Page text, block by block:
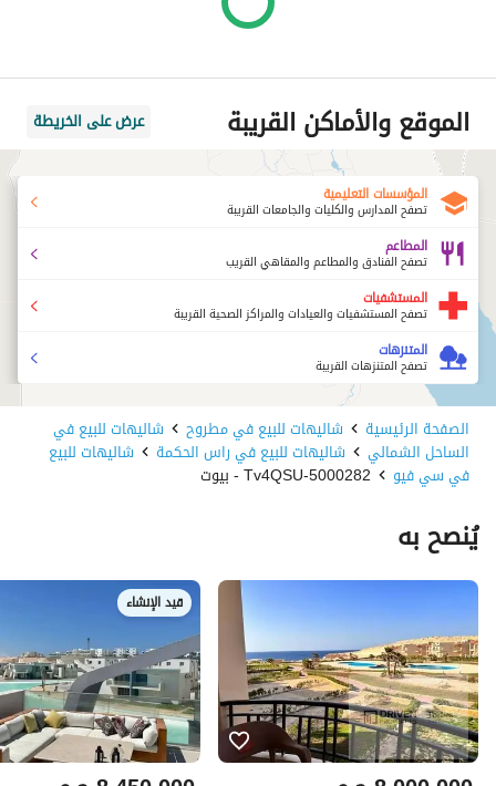
الموقع والأماكن القريبة عرض على الخريطة
المؤسسات التعليمية
تصفح المدارس والكليات والجامعات القريبة
المطاعم
تصفح الفنادق والمطاعم والمقاهي القريب
المستشفيات
تصفح المستشفيات والعيادات والمراكز الصحية القريبة
المتنزهات
تصفح المتنزهات القريبة
الصفحة الرئيسية شاليهات للبيع في مطروح شاليهات للبيع في
الساحل الشمالي شاليهات للبيع في راس الحكمة شاليهات للبيع
في سي فيو 5000282-Tv4QSU - بيوت
يُنصح به
قيد الإنشاء